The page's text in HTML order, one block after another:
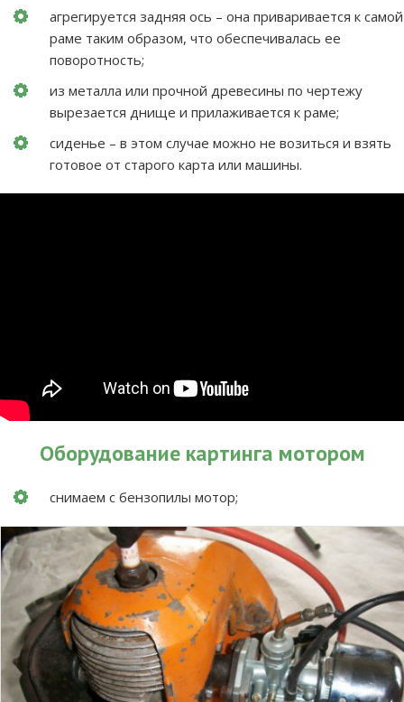
агрегируется задняя ось – она приваривается к самой
раме таким образом, что обеспечивалась ее
поворотность;
из металла или прочной древесины по чертежу
вырезается днище и прилаживается к раме;
сиденье – в этом случае можно не возиться и взять
готовое от старого карта или машины.
Оборудование картинга мотором
снимаем с бензопилы мотор;